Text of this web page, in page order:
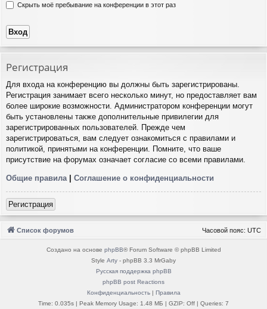
Скрыть моё пребывание на конференции в этот раз
Регистрация
Для входа на конференцию вы должны быть зарегистрированы.
Регистрация занимает всего несколько минут, но предоставляет вам
более широкие возможности. Администратором конференции могут
быть установлены также дополнительные привилегии для
зарегистрированных пользователей. Прежде чем
зарегистрироваться, вам следует ознакомиться с правилами и
политикой, принятыми на конференции. Помните, что ваше
присутствие на форумах означает согласие со всеми правилами.
Общие правила | Соглашение о конфиденциальности
Регистрация
Список форумов Часовой пояс: UTC
Создано на основе phpBB® Forum Software © phpBB Limited
Style Arty - phpBB 3.3 MrGaby
Русская поддержка phpBB
phpBB post Reactions
Конфиденциальность| Правила
Time: 0.035s | Peak Memory Usage: 1.48 МБ | GZIP: Off | Queries: 7